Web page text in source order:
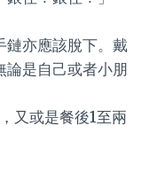
鏈亦應該脫下。戴
論是自己或者小朋
又或是餐後1至兩